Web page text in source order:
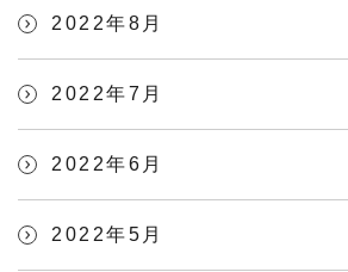
2022年8月
2022年7月
2022年6月
2022年5月